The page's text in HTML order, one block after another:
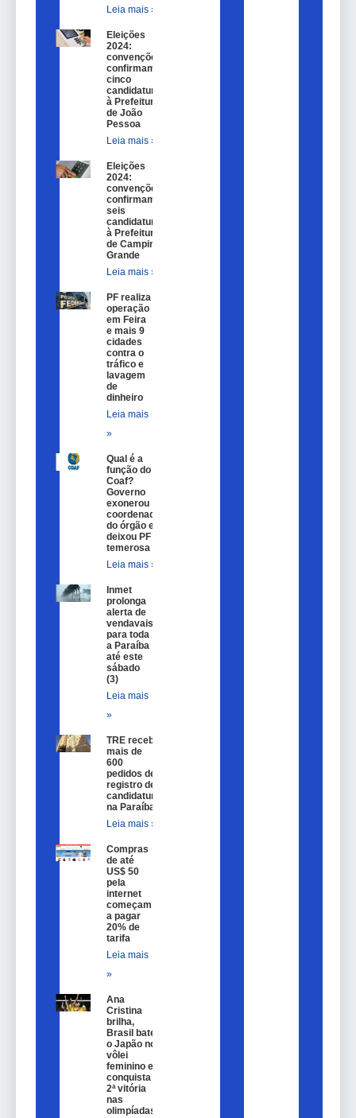
Leia mais »
Eleições
2024:
convenções
confirmam
cinco
candidaturas
à Prefeitura
de João
Pessoa
Leia mais »
Eleições
2024:
convenções
confirmam
seis
candidaturas
à Prefeitura
de Campina
Grande
Leia mais »
PF realiza
operação
em Feira
e mais 9
cidades
contra o
tráfico e
lavagem
de
dinheiro
Leia mais
»
Qual é a
função do
Coaf?
Governo
exonerou
coordenador
do órgão e
deixou PF
temerosa
Leia mais »
Inmet
prolonga
alerta de
vendavais
para toda
a Paraíba
até este
sábado
(3)
Leia mais
»
TRE recebe
mais de
600
pedidos de
registro de
candidatura
na Paraíba
Leia mais »
Compras
de até
US$ 50
pela
internet
começam
a pagar
20% de
tarifa
Leia mais
»
Ana
Cristina
brilha,
Brasil bate
o Japão no
vôlei
feminino e
conquista
2ª vitória
nas
olimpíadas